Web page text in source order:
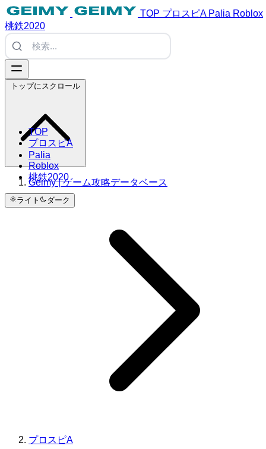
TOP プロスピA Palia Roblox
桃鉄2020
TOP
プロスピA
Palia
Roblox
桃鉄2020
ライト ダーク
トップにスクロール
Geimy | ゲーム攻略データベース
プロスピA